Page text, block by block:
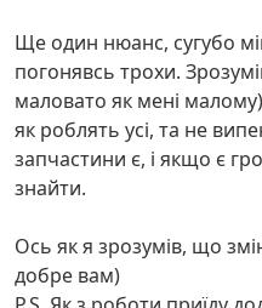
Ще один нюанс, сугубо
погонявсь трохи.
маловато як мені
як роблять усі, та не
запчастини є, і якщо є
знайти.
Ось як я зрозумів, що
добре вам)